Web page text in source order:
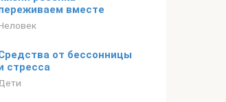
вместе
от бессонницы
стресса
Дети